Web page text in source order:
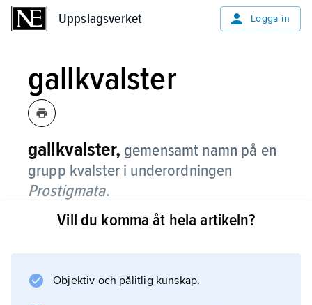
Uppslagsverket Logga in
gallkvalster
gallkvalster, gemensamt namn på en
grupp kvalster i underordningen
Prostigmata.
De lever som växtparasiter antingen på
tempererade och subarktiska områden.
Vill du komma åt hela artikeln?
Objektiv och pålitlig kunskap.